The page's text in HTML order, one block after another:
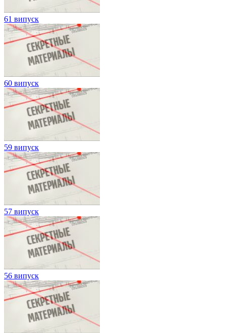
61 випуск
60 випуск
59 випуск
57 випуск
56 випуск